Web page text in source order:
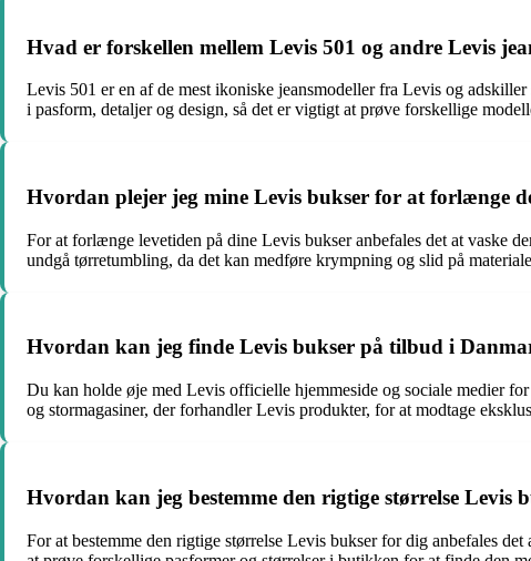
Hvad er forskellen mellem Levis 501 og andre Levis
Levis 501 er en af de mest ikoniske jeansmodeller fra Levis og
i pasform, detaljer og design, så det er vigtigt at prøve forskellige
Hvordan plejer jeg mine Levis bukser for at forlænge
For at forlænge levetiden på dine Levis bukser anbefales det at vaske
undgå tørretumbling, da det kan medføre krympning og slid på
Hvordan kan jeg finde Levis bukser på tilbud i
Du kan holde øje med Levis officielle hjemmeside og sociale medier
og stormagasiner, der forhandler Levis produkter, for at modtage
Hvordan kan jeg bestemme den rigtige størrelse Levis
For at bestemme den rigtige størrelse Levis bukser for dig anbefales